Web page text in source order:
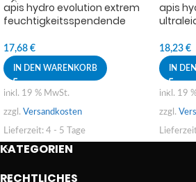
apis hydro evolution extrem
feuchtigkeitsspendende
Rhabarber aquaxtrem ™ 250g
17,68 €
IN DEN WARENKORB
inkl. 19 % MwSt.
zzgl. Versandkosten
Lieferzeit: 4 - 5 Tage
apis
birnen-
18,23 €
IN
inkl. 19
zzgl.
KATEGORIEN
RECHTLICHES